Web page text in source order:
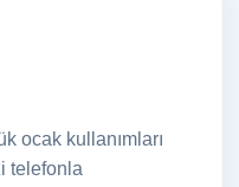
ocak kullanımları
telefonla